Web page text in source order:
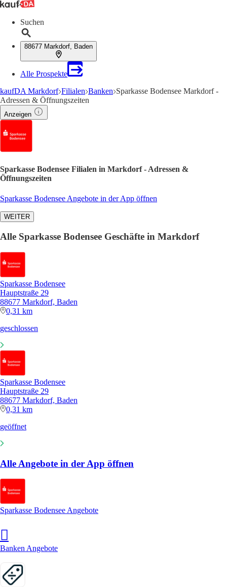
Suchen
88677 Markdorf, Baden
Alle Prospekte
kaufDA Markdorf Filialen Banken Sparkasse Bodensee Markdorf -
Adressen & Öffnungszeiten
Anzeigen
Sparkasse Bodensee Filialen in Markdorf - Adressen &
Öffnungszeiten
Sparkasse Bodensee Angebote in der App öffnen
WEITER
Alle Sparkasse Bodensee Geschäfte in Markdorf
Sparkasse Bodensee
Hauptstraße 29
88677 Markdorf, Baden
0,31 km
geschlossen
Sparkasse Bodensee
Hauptstraße 29
88677 Markdorf, Baden
0,31 km
geöffnet
Alle Angebote in der App öffnen
Sparkasse Bodensee Angebote
Banken Angebote